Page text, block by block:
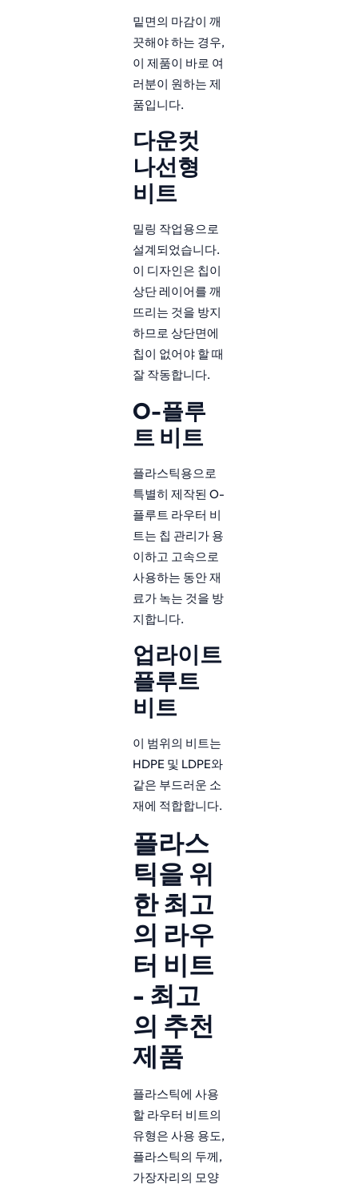
밑면의 마감이 깨
끗해야 하는 경우,
이 제품이 바로 여
러분이 원하는 제
품입니다.
다운컷
나선형
비트
밀링 작업용으로
설계되었습니다.
이 디자인은 칩이
상단 레이어를 깨
뜨리는 것을 방지
하므로 상단면에
칩이 없어야 할 때
잘 작동합니다.
O-플루
트 비트
플라스틱용으로
특별히 제작된 O-
플루트 라우터 비
트는 칩 관리가 용
이하고 고속으로
사용하는 동안 재
료가 녹는 것을 방
지합니다.
업라이트
플루트
비트
이 범위의 비트는
HDPE 및 LDPE와
같은 부드러운 소
재에 적합합니다.
플라스
틱을 위
한 최고
의 라우
터 비트
- 최고
의 추천
제품
플라스틱에 사용
할 라우터 비트의
유형은 사용 용도,
플라스틱의 두께,
가장자리의 모양